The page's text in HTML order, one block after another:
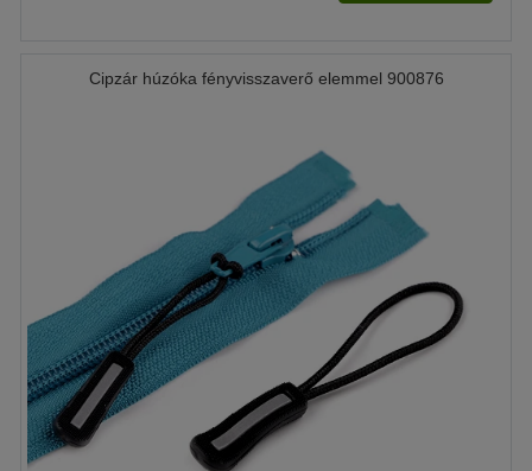
Cipzár húzóka fényvisszaverő elemmel 900876